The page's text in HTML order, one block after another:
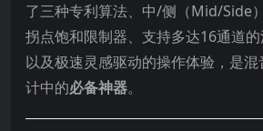
了三种专利算法、中/侧（Mid/Side
拐点饱和限制器、支持多达16通道的
以及极速灵感驱动的操作体验，是
计中的必备神器。